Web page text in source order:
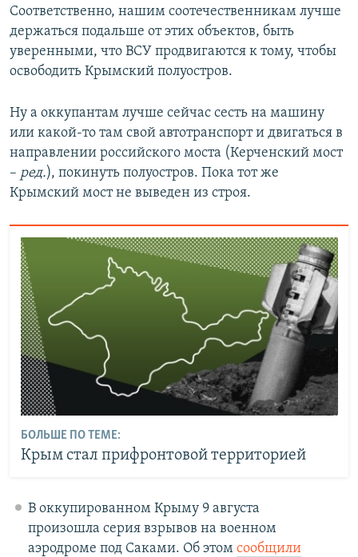
Соответственно, нашим соотечественникам лучше
держаться подальше от этих объектов, быть
уверенными, что ВСУ продвигаются к тому, чтобы
освободить Крымский полуостров.
Ну а оккупантам лучше сейчас сесть на машину
или какой-то там свой автотранспорт и двигаться в
направлении российского моста (Керченский мост
– ред.), покинуть полуостров. Пока тот же
Крымский мост не выведен из строя.
БОЛЬШЕ ПО ТЕМЕ:
Крым стал прифронтовой территорией
В оккупированном Крыму 9 августа
произошла серия взрывов на военном
аэродроме под Саками. Об этом сообщили